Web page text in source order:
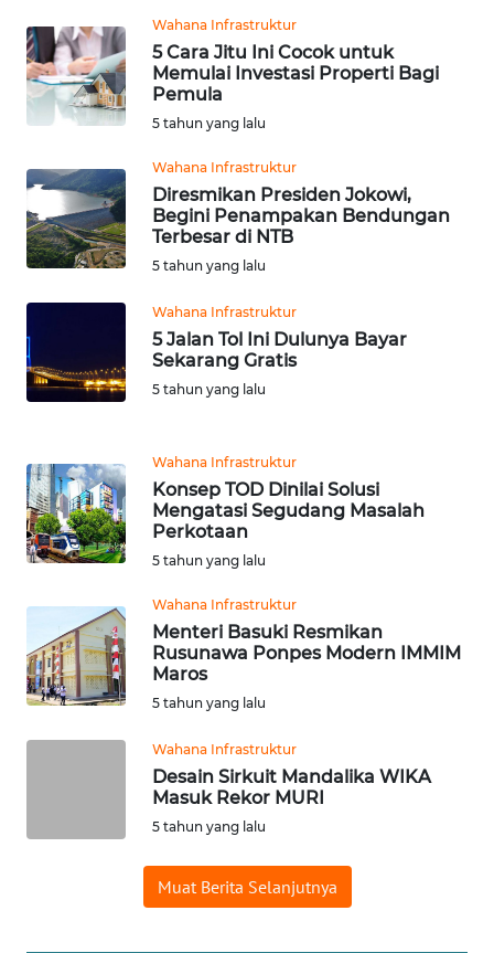
Wahana Infrastruktur
5 Cara Jitu Ini Cocok untuk
Memulai Investasi Properti Bagi
Pemula
5 tahun yang lalu
Wahana Infrastruktur
Diresmikan Presiden Jokowi,
Begini Penampakan Bendungan
Terbesar di NTB
5 tahun yang lalu
Wahana Infrastruktur
5 Jalan Tol Ini Dulunya Bayar
Sekarang Gratis
5 tahun yang lalu
Wahana Infrastruktur
Konsep TOD Dinilai Solusi
Mengatasi Segudang Masalah
Perkotaan
5 tahun yang lalu
Wahana Infrastruktur
Menteri Basuki Resmikan
Rusunawa Ponpes Modern IMMIM
Maros
5 tahun yang lalu
Wahana Infrastruktur
Desain Sirkuit Mandalika WIKA
Masuk Rekor MURI
5 tahun yang lalu
Muat Berita Selanjutnya
WN
KALTARA
KALSEL
WN
KALTIM
WN
WN
SULUT
WN
WN
MALUT